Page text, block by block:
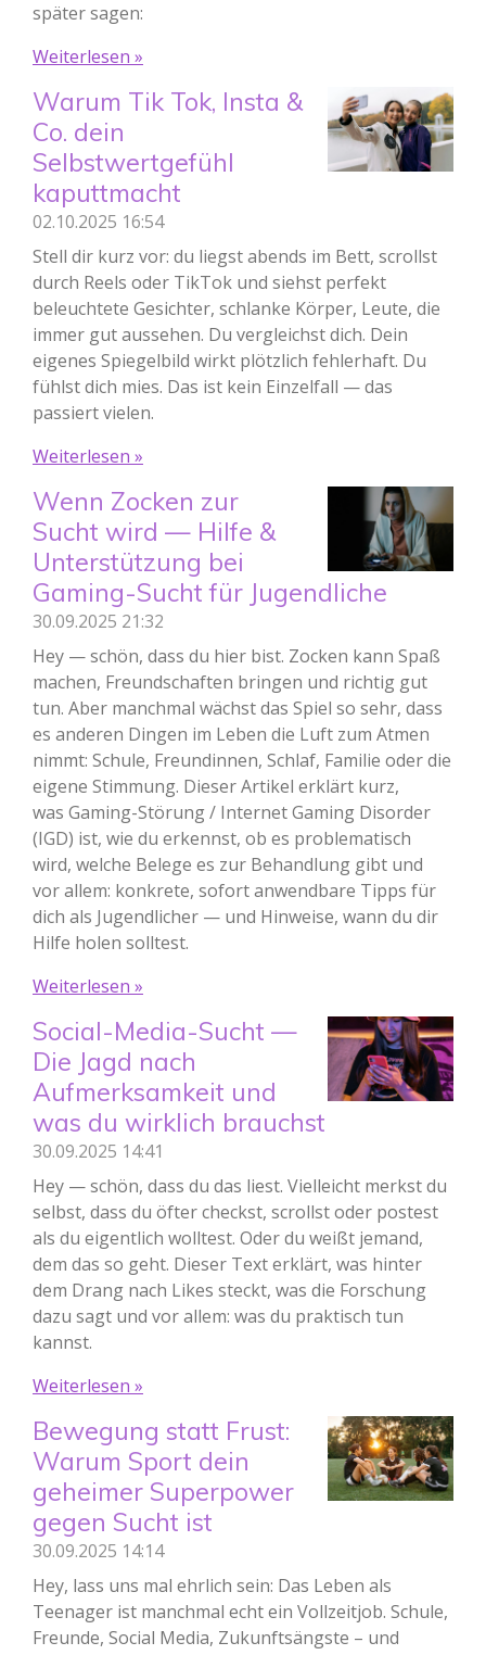
später sagen:
Weiterlesen »
Warum Tik Tok, Insta &
Co. dein
Selbstwertgefühl
kaputtmacht
02.10.2025 16:54
Stell dir kurz vor: du liegst abends im Bett, scrollst
durch Reels oder TikTok und siehst perfekt
beleuchtete Gesichter, schlanke Körper, Leute, die
immer gut aussehen. Du vergleichst dich. Dein
eigenes Spiegelbild wirkt plötzlich fehlerhaft. Du
fühlst dich mies. Das ist kein Einzelfall — das
passiert vielen.
Weiterlesen »
Wenn Zocken zur
Sucht wird — Hilfe &
Unterstützung bei
Gaming-Sucht für Jugendliche
30.09.2025 21:32
Hey — schön, dass du hier bist. Zocken kann Spaß
machen, Freundschaften bringen und richtig gut
tun. Aber manchmal wächst das Spiel so sehr, dass
es anderen Dingen im Leben die Luft zum Atmen
nimmt: Schule, Freundinnen, Schlaf, Familie oder die
eigene Stimmung. Dieser Artikel erklärt kurz,
was Gaming-Störung / Internet Gaming Disorder
(IGD) ist, wie du erkennst, ob es problematisch
wird, welche Belege es zur Behandlung gibt und
vor allem: konkrete, sofort anwendbare Tipps für
dich als Jugendlicher — und Hinweise, wann du dir
Hilfe holen solltest.
Weiterlesen »
Social-Media-Sucht —
Die Jagd nach
Aufmerksamkeit und
was du wirklich brauchst
30.09.2025 14:41
Hey — schön, dass du das liest. Vielleicht merkst du
selbst, dass du öfter checkst, scrollst oder postest
als du eigentlich wolltest. Oder du weißt jemand,
dem das so geht. Dieser Text erklärt, was hinter
dem Drang nach Likes steckt, was die Forschung
dazu sagt und vor allem: was du praktisch tun
kannst.
Weiterlesen »
Bewegung statt Frust:
Warum Sport dein
geheimer Superpower
gegen Sucht ist
30.09.2025 14:14
Hey, lass uns mal ehrlich sein: Das Leben als
Teenager ist manchmal echt ein Vollzeitjob. Schule,
Freunde, Social Media, Zukunftsängste – und